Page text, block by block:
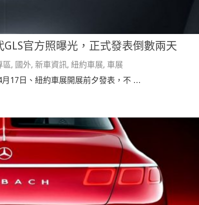
官方照曝光，正式發表倒數兩天
區, 國外, 新車資訊, 紐約車展, 車展
月17日、紐約車展開展前夕發表，不 …